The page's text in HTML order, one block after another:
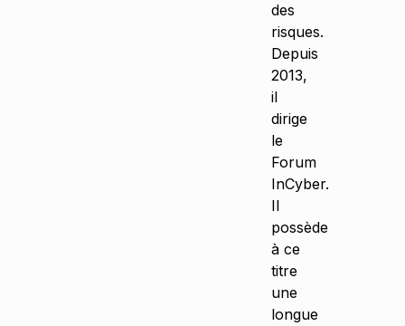
des
risques.
Depuis
2013,
il
dirige
le
Forum
InCyber.
Il
possède
à ce
titre
une
longue